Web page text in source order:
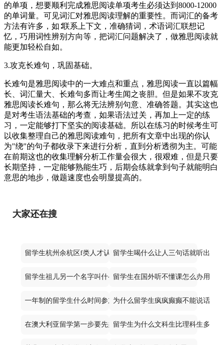
的单项，想要顺利完成雅思阅读单项考生必须达到8000-12000
的单词量。可见词汇对雅思阅读理解的重要性。而词汇的备考
方法有许多，如∶联系上下文，准确猜词，术语词汇联想记
忆，巧用词性辨别方向等，把词汇问题解决了，做雅思阅读就
能更加轻松自如。
3.攻克长难句，巩固基础。
长难句是雅思阅读中的一大难点和重点，雅思阅读一直以篇幅
长、词汇量大、长难句多而让考生闻之丧胆。但是如果不攻克
雅思阅读长难句，那么将无法辨别句意、准确答题。其实这也
是对考生语法基础的考查，如果语法过关，再加上一定的练
习，一定能够打下坚实的阅读基础。所以在练习的时候考生可
以收集整理自己的雅思阅读难句，把所有文章中出现的你认
为"绕"的句子都收录下来进行分析，直到分析透彻为主。可能
在前期这也的收集理解分析工作量会很大，很艰难，但是只要
长期坚持，一定能够熟能生巧，后期会练就拿到句子就能明白
意思的地步，做题速度也会明显提高的。
大家还在搜
留学生杭州余杭区f类人才认定标准是什么留学生喝什么让人三句话就听出来
留学生祖儿另一个名字叫什么来着留学生在国外听不懂课怎么办用什
一年制的留学生什么时间参加校招为什么留学生疯疯癫癫不能说话
在澳大利亚留学第一步要先办什么留学生为什么文科生比理科生多